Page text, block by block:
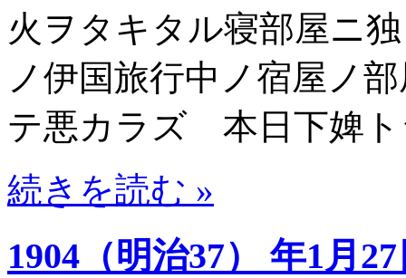
火ヲタキタル寝部屋ニ
ノ伊国旅行中ノ宿屋ノ
テ悪カラズ 本日下婢ト
続きを読む »
1904（明治37） 年1月